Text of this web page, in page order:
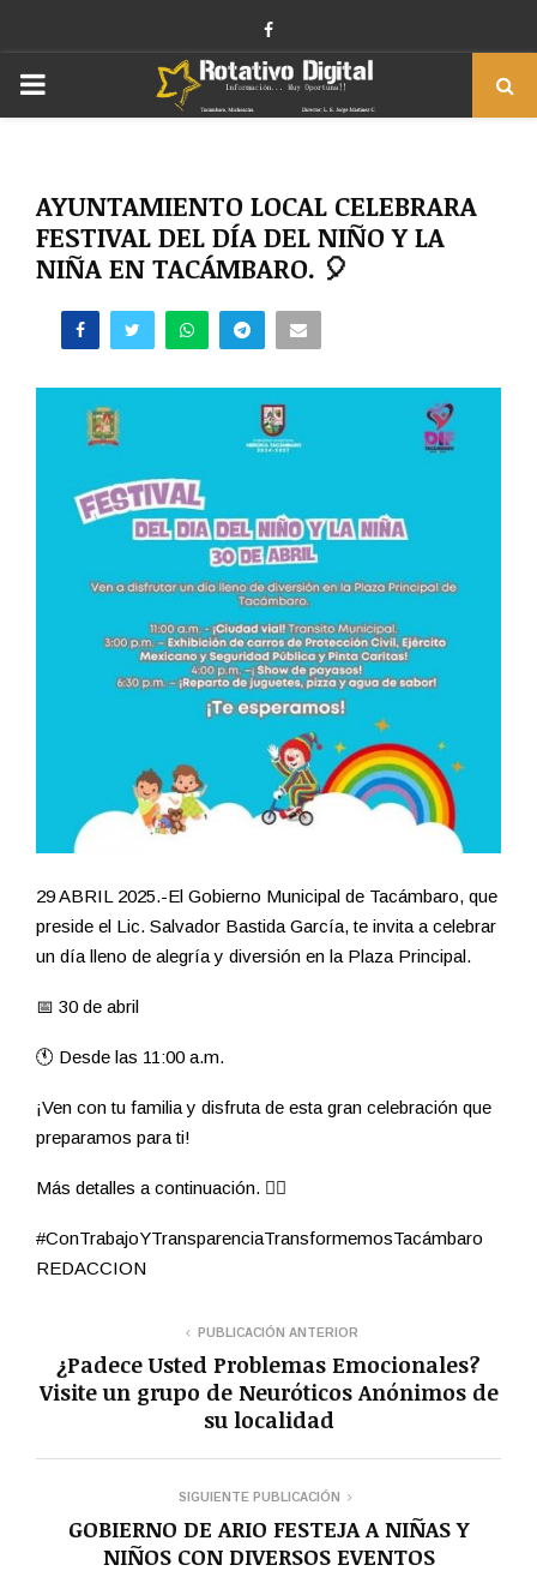
Facebook
PRIMARY
AYUNTAMIENTO LOCAL CELEBRARA
FESTIVAL DEL DÍA DEL NIÑO Y LA
NIÑA EN TACÁMBARO. 🎈
29 ABRIL 2025.-El Gobierno Municipal de Tacámbaro, que
preside el Lic. Salvador Bastida García, te invita a celebrar
un día lleno de alegría y diversión en la Plaza Principal.
📅 30 de abril
🕚 Desde las 11:00 a.m.
¡Ven con tu familia y disfruta de esta gran celebración que
preparamos para ti!
Más detalles a continuación. 👇🏻
#ConTrabajoYTransparenciaTransformemosTacámbaro
REDACCION
PUBLICACIÓN ANTERIOR
¿Padece Usted Problemas Emocionales?
Visite un grupo de Neuróticos Anónimos de
su localidad
SIGUIENTE PUBLICACIÓN
GOBIERNO DE ARIO FESTEJA A NIÑAS Y
NIÑOS CON DIVERSOS EVENTOS